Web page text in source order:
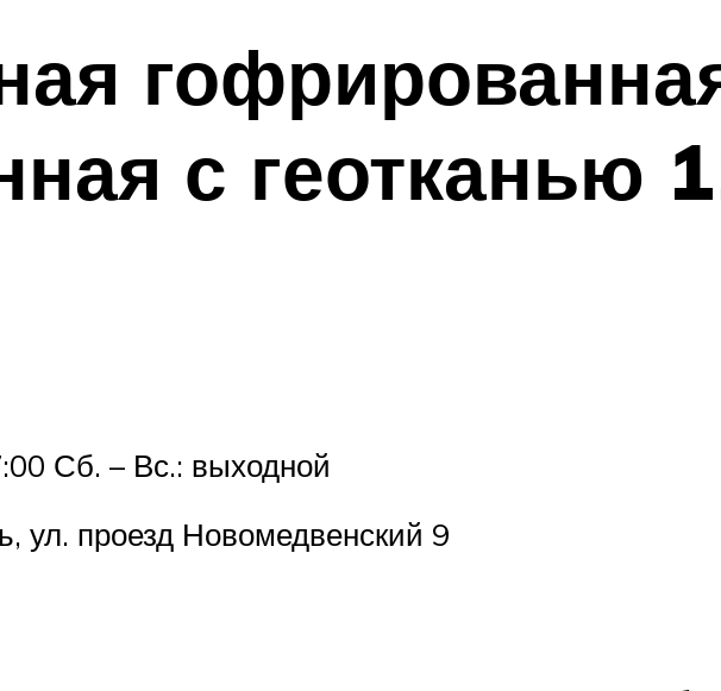
с геотканью
Сб. – Вс.: выходной
ул. проезд Новомедвенский 9